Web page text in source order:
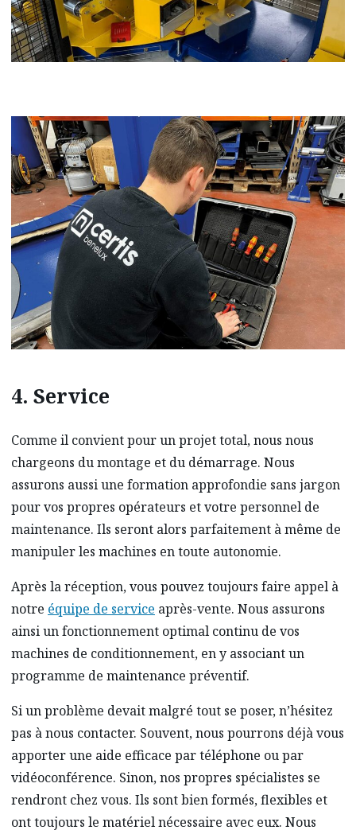
4. Service
Comme il convient pour un projet total, nous nous
chargeons du montage et du démarrage. Nous
assurons aussi une formation approfondie sans jargon
pour vos propres opérateurs et votre personnel de
maintenance. Ils seront alors parfaitement à même de
manipuler les machines en toute autonomie.
Après la réception, vous pouvez toujours faire appel à
notre équipe de service après-vente. Nous assurons
ainsi un fonctionnement optimal continu de vos
machines de conditionnement, en y associant un
programme de maintenance préventif.
Si un problème devait malgré tout se poser, n’hésitez
pas à nous contacter. Souvent, nous pourrons déjà vous
apporter une aide efficace par téléphone ou par
vidéoconférence. Sinon, nos propres spécialistes se
rendront chez vous. Ils sont bien formés, flexibles et
ont toujours le matériel nécessaire avec eux. Nous